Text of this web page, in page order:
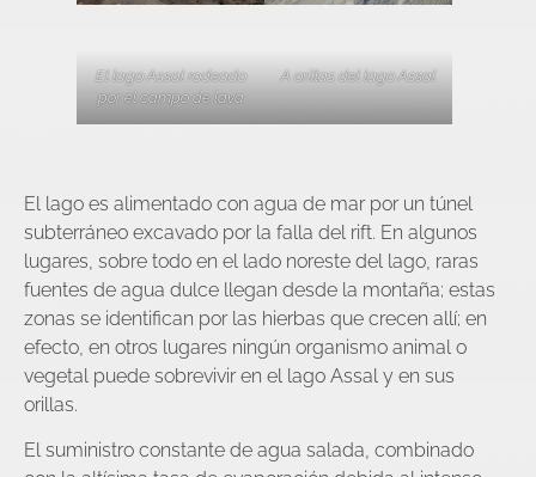
El lago Assal rodeado
por el campo de lava
A orillas del lago Assal
El lago es alimentado con agua de mar por un túnel
subterráneo excavado por la falla del rift. En algunos
lugares, sobre todo en el lado noreste del lago, raras
fuentes de agua dulce llegan desde la montaña; estas
zonas se identifican por las hierbas que crecen allí; en
efecto, en otros lugares ningún organismo animal o
vegetal puede sobrevivir en el lago Assal y en sus
orillas.
El suministro constante de agua salada, combinado